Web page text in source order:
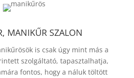
MANIKŰR SZALON
is csak úgy mint más a
szolgáltató, tapasztalhatja,
fontos, hogy a náluk töltött